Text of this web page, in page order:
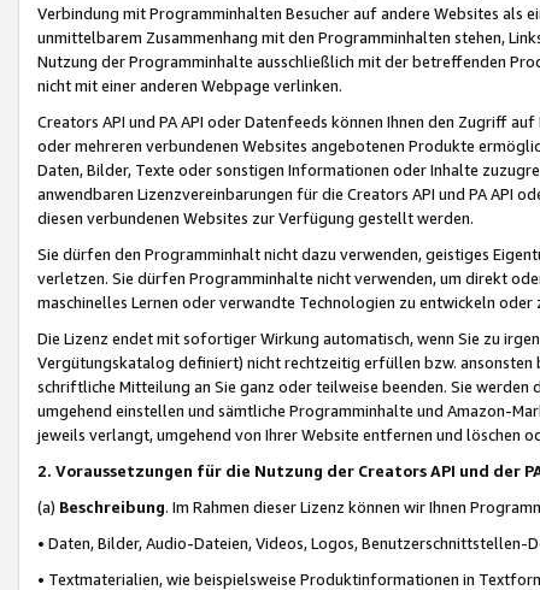
Verbindung mit Programminhalten Besucher auf andere Websites als
unmittelbarem Zusammenhang mit den Programminhalten stehen,
Nutzung der Programminhalte ausschließlich mit der betreffenden
nicht mit einer anderen Webpage verlinken.
Creators API und PA API oder Datenfeeds können Ihnen den Zugriff
oder mehreren verbundenen Websites angebotenen Produkte
Daten, Bilder, Texte oder sonstigen Informationen oder Inhalte
anwendbaren Lizenzvereinbarungen für die Creators API und PA API
diesen verbundenen Websites zur Verfügung gestellt werden.
Sie dürfen den Programminhalt nicht dazu verwenden, geistiges
verletzen. Sie dürfen Programminhalte nicht verwenden, um direkt
maschinelles Lernen oder verwandte Technologien zu entwickeln
Die Lizenz endet mit sofortiger Wirkung automatisch, wenn Sie zu
Vergütungskatalog definiert) nicht rechtzeitig erfüllen bzw. ansonsten
schriftliche Mitteilung an Sie ganz oder teilweise beenden. Sie werden
umgehend einstellen und sämtliche Programminhalte und Amazon-
jeweils verlangt, umgehend von Ihrer Website entfernen und löschen
2. Voraussetzungen für die Nutzung der Creators API und der
(a) Beschreibung. Im Rahmen dieser Lizenz können wir Ihnen
• Daten, Bilder, Audio-Dateien, Videos, Logos, Benutzerschnittstellen-
• Textmaterialien, wie beispielsweise Produktinformationen in